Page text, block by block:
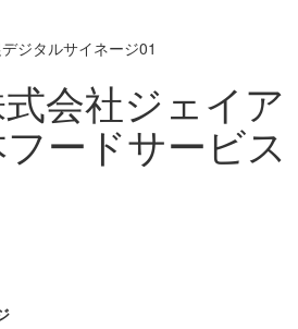
ジタルサイネージ01
式会社ジェイア
ードサービス